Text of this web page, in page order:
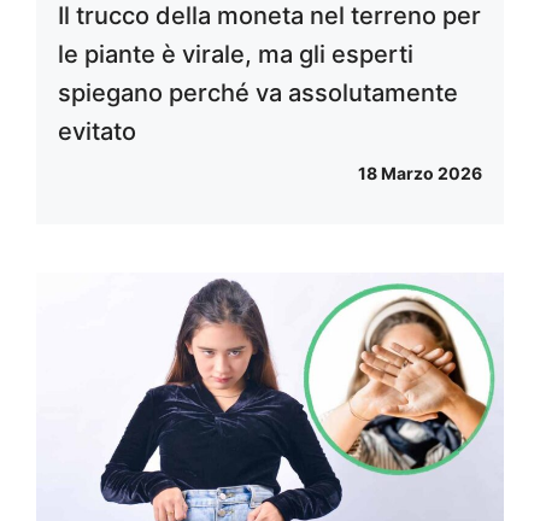
Il trucco della moneta nel terreno per
le piante è virale, ma gli esperti
spiegano perché va assolutamente
evitato
18 Marzo 2026